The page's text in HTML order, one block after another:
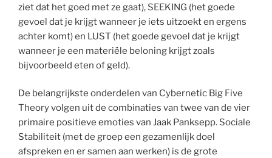
ziet dat het goed met ze gaat), SEEKING (het goede
gevoel dat je krijgt wanneer je iets uitzoekt en ergens
achter komt) en LUST (het goede gevoel dat je krijgt
wanneer je een materiële beloning krijgt zoals
bijvoorbeeld eten of geld).
De belangrijkste onderdelen van Cybernetic Big Five
Theory volgen uit de combinaties van twee van de vier
primaire positieve emoties van Jaak Panksepp. Sociale
Stabiliteit (met de groep een gezamenlijk doel
afspreken en er samen aan werken) is de grote